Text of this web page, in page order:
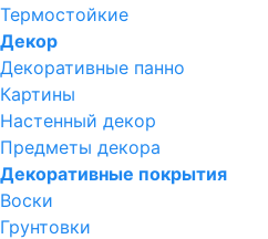
Термостойкие
Декор
Декоративные панно
Картины
Настенный декор
Предметы декора
Декоративные покрытия
Воски
Грунтовки